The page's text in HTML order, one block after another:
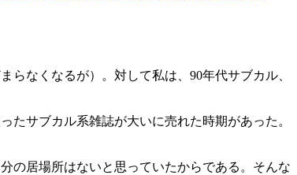
なくなるが）。対して私は、90年代サブカル、
サブカル系雑誌が大いに売れた時期があった。
の居場所はないと思っていたからである。そんな